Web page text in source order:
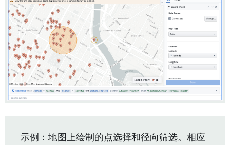
示例：地图上绘制的点选择和径向筛选。相应